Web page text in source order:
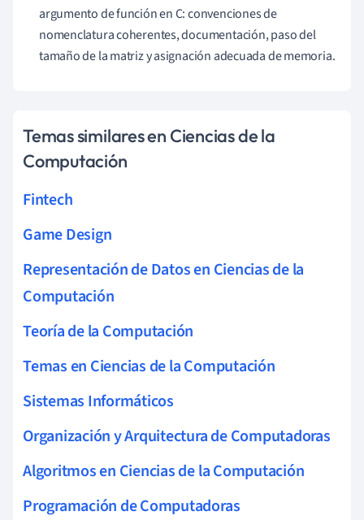
argumento de función en C: convenciones de
nomenclatura coherentes, documentación, paso del
tamaño de la matriz y asignación adecuada de memoria.
Temas similares en Ciencias de la
Computación
Fintech
Game Design
Representación de Datos en Ciencias de la
Computación
Teoría de la Computación
Temas en Ciencias de la Computación
Sistemas Informáticos
Organización y Arquitectura de Computadoras
Algoritmos en Ciencias de la Computación
Programación de Computadoras